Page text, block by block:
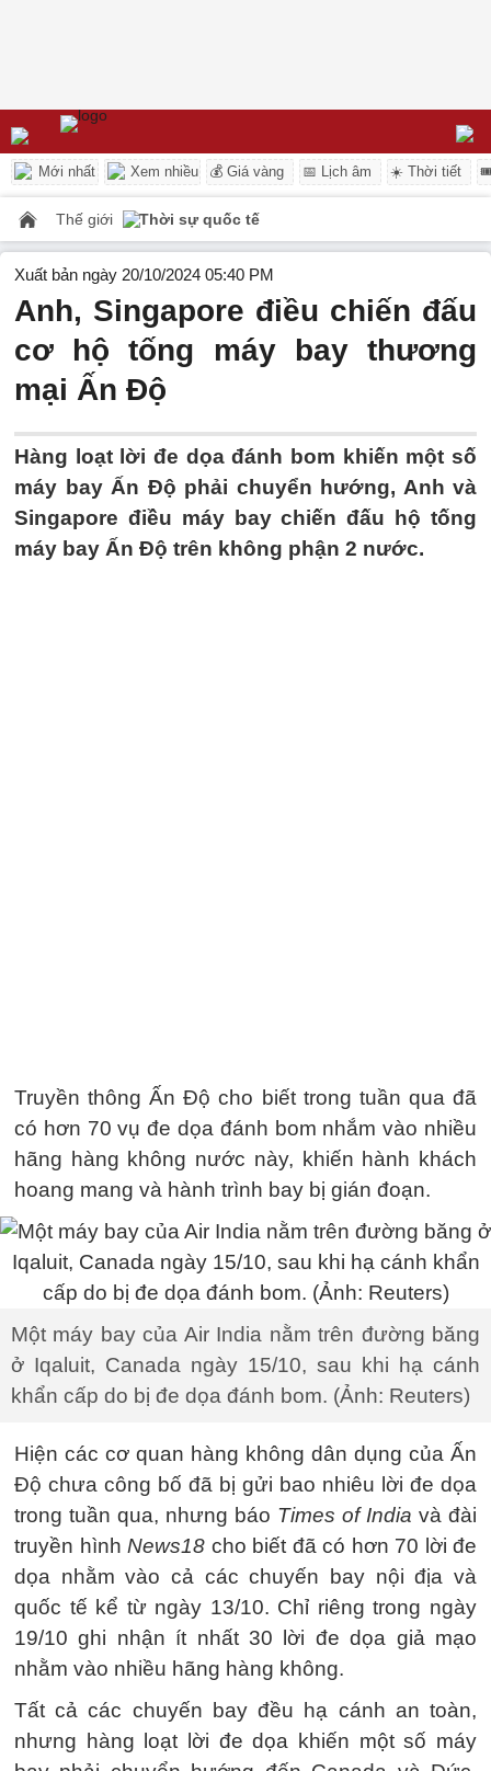
Mới nhất Xem nhiều 💰 Giá vàng 📅 Lịch âm ☀️ Thời tiết
Thế giới Thời sự quốc tế
Xuất bản ngày 20/10/2024 05:40 PM
Anh, Singapore điều chiến đấu
cơ hộ tống máy bay thương
mại Ấn Độ
Hàng loạt lời đe dọa đánh bom khiến một số
máy bay Ấn Độ phải chuyển hướng, Anh và
Singapore điều máy bay chiến đấu hộ tống
máy bay Ấn Độ trên không phận 2 nước.
Truyền thông Ấn Độ cho biết trong tuần qua đã
có hơn 70 vụ đe dọa đánh bom nhắm vào nhiều
hãng hàng không nước này, khiến hành khách
hoang mang và hành trình bay bị gián đoạn.
Một máy bay của Air India nằm trên đường băng
ở Iqaluit, Canada ngày 15/10, sau khi hạ cánh
khẩn cấp do bị đe dọa đánh bom. (Ảnh: Reuters)
Hiện các cơ quan hàng không dân dụng của Ấn
Độ chưa công bố đã bị gửi bao nhiêu lời đe dọa
trong tuần qua, nhưng báo Times of India và đài
truyền hình News18 cho biết đã có hơn 70 lời đe
dọa nhằm vào cả các chuyến bay nội địa và
quốc tế kể từ ngày 13/10. Chỉ riêng trong ngày
19/10 ghi nhận ít nhất 30 lời đe dọa giả mạo
nhằm vào nhiều hãng hàng không.
Tất cả các chuyến bay đều hạ cánh an toàn,
nhưng hàng loạt lời đe dọa khiến một số máy